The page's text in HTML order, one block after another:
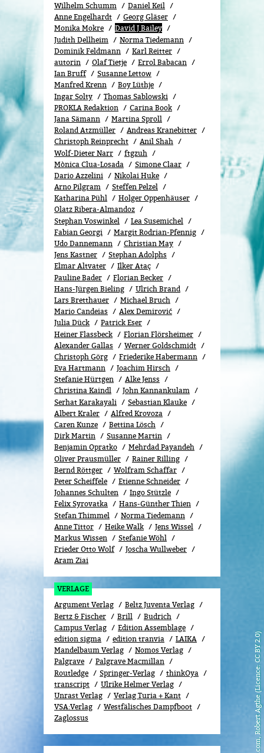
Wilhelm Schumm
Daniel Keil
Anne Engelhardt
Georg Gläser
Monika Mokre
David J Bailey
Judith Dellheim
Norma Tiedemann
Dominik Feldmann
Karl Reitter
autorin
Olaf Tietje
Errol Babacan
Ian Bruff
Susanne Lettow
Manfred Krenn
Boy Lüthje
Ingar Solty
Thomas Sablowski
PROKLA Redaktion
Carina Book
Jana Sämann
Martina Sproll
Roland Atzmüller
Andreas Kranebitter
Christoph Reinprecht
Anil Shah
Wolf-Dieter Narr
ftgzuh
Mònica Clua-Losada
Simone Claar
Dario Azzelini
Nikolai Huke
Arno Pilgram
Steffen Pelzel
Katharina Pühl
Holger Oppenhäuser
Olatz Ribera-Almandoz
Stephan Voswinkel
Lea Susemichel
Fabian Georgi
Margit Rodrian-Pfennig
Udo Dannemann
Christian May
Jens Kastner
Stephan Adolphs
Elmar Altvater
Ilker Ataç
Pauline Bader
Florian Becker
Hans-Jürgen Bieling
Ulrich Brand
Lars Bretthauer
Michael Bruch
Mario Candeias
Alex Demirović
Julia Dück
Patrick Eser
Heiner Flassbeck
Florian Flörsheimer
Alexander Gallas
Werner Goldschmidt
Christoph Görg
Friederike Habermann
Eva Hartmann
Joachim Hirsch
Stefanie Hürtgen
Alke Jenss
Christina Kaindl
John Kannankulam
Serhat Karakayali
Sebastian Klauke
Albert Kraler
Alfred Krovoza
Caren Kunze
Bettina Lösch
Dirk Martin
Susanne Martin
Benjamin Opratko
Mehrdad Payandeh
Oliver Prausmüller
Rainer Rilling
Bernd Röttger
Wolfram Schaffar
Peter Scheiffele
Etienne Schneider
Johannes Schulten
Ingo Stützle
Felix Syrovatka
Hans-Günther Thien
Stefan Thimmel
Norma Tiedemann
Anne Tittor
Heike Walk
Jens Wissel
Markus Wissen
Stefanie Wöhl
Frieder Otto Wolf
Joscha Wullweber
Aram Ziai
VERLAGE
Argument Verlag
Beltz Juventa Verlag
Bertz & Fischer
Brill
Budrich
Campus Verlag
Edition Assemblage
edition sigma
edition tranvia
LAIKA
Mandelbaum Verlag
Nomos Verlag
Palgrave
Palgrave Macmillan
Routledge
Springer-Verlag
thinkOya
transcript
Ulrike Helmer Verlag
Unrast Verlag
Verlag Turia + Kant
VSA:Verlag
Westfälisches Dampfboot
Zaglossus
flickr.com, Robert Agthe (Licence: CC BY 2.0)